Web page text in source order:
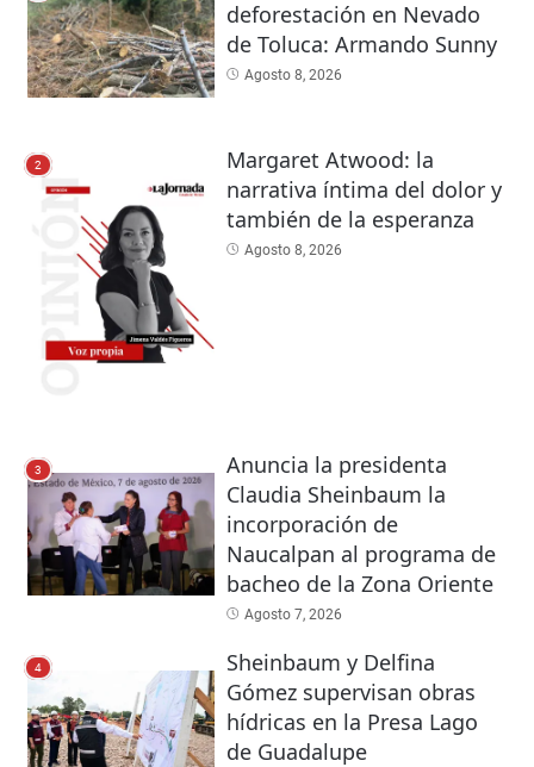
deforestación en Nevado
de Toluca: Armando Sunny
Agosto 8, 2026
2
Margaret Atwood: la
narrativa íntima del dolor y
también de la esperanza
Agosto 8, 2026
3
Anuncia la presidenta
Claudia Sheinbaum la
incorporación de
Naucalpan al programa de
bacheo de la Zona Oriente
Agosto 7, 2026
4
Sheinbaum y Delfina
Gómez supervisan obras
hídricas en la Presa Lago
de Guadalupe